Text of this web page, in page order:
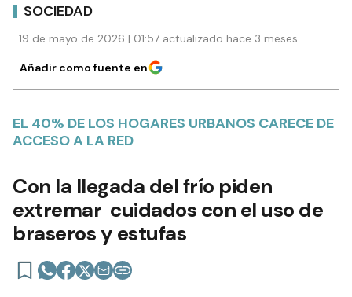
SOCIEDAD
19 de mayo de 2026 | 01:57 actualizado hace 3 meses
Añadir como fuente en
EL 40% DE LOS HOGARES URBANOS CARECE DE
ACCESO A LA RED
Con la llegada del frío piden
extremar cuidados con el uso de
braseros y estufas